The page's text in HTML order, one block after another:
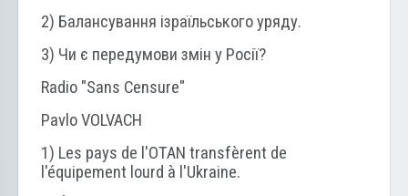
2) Балансування ізраїльського уряду.
3) Чи є передумови змін у Росії?
Radio "Sans Censure"
Pavlo VOLVACH
1) Les pays de l'OTAN transfèrent de
l'équipement lourd à l'Ukraine.